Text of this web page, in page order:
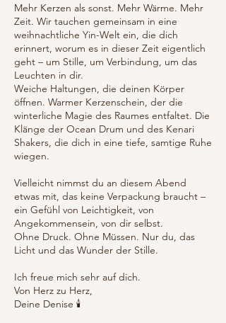
Mehr Kerzen als sonst. Mehr Wärme. Mehr
Zeit. Wir tauchen gemeinsam in eine
weihnachtliche Yin-Welt ein, die dich
erinnert, worum es in dieser Zeit eigentlich
geht – um Stille, um Verbindung, um das
Leuchten in dir.
Weiche Haltungen, die deinen Körper
öffnen. Warmer Kerzenschein, der die
winterliche Magie des Raumes entfaltet. Die
Klänge der Ocean Drum und des Kenari
Shakers, die dich in eine tiefe, samtige Ruhe
wiegen.
Vielleicht nimmst du an diesem Abend
etwas mit, das keine Verpackung braucht –
ein Gefühl von Leichtigkeit, von
Angekommensein, von dir selbst.
Ohne Druck. Ohne Müssen. Nur du, das
Licht und das Wunder der Stille.
Ich freue mich sehr auf dich.
Von Herz zu Herz,
Deine Denise 🕯